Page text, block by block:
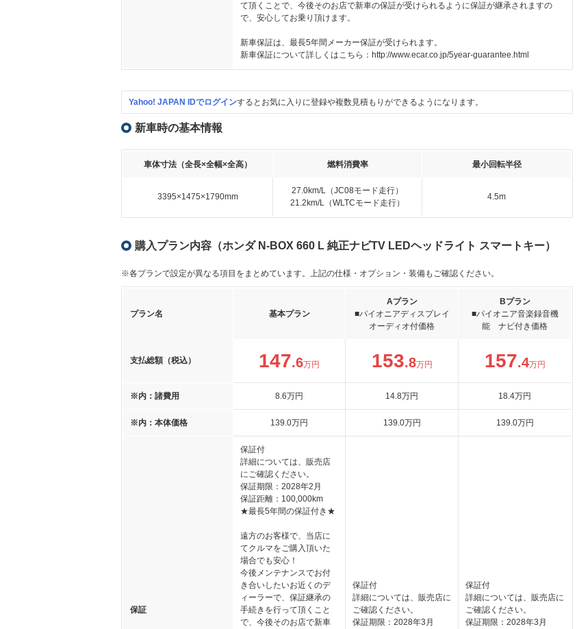
て頂くことで、今後そのお店で新車の保証が受けられるように保証が継承されますの
で、安心してお乗り頂けます。
新車保証は、最長5年間メーカー保証が受けられます。
新車保証について詳しくはこちら：http://www.ecar.co.jp/5year-guarantee.html
Yahoo! JAPAN IDでログインするとお気に入りに登録や複数見積もりができるようになります。
新車時の基本情報
車体寸法（全長×全幅×全高） 燃料消費率 最小回転半径
3395×1475×1790mm
27.0km/L（JC08モード走行）
21.2km/L（WLTCモード走行）
4.5m
購入プラン内容（ホンダ N-BOX 660 L 純正ナビTV LEDヘッドライト スマートキー）
※各プランで設定が異なる項目をまとめています。上記の仕様・オプション・装備もご確認ください。
プラン名 基本プラン
Aプラン
■パイオニアディスプレイ
オーディオ付価格
Bプラン
■パイオニア音楽録音機
能 ナビ付き価格
支払総額（税込） 147.6万円 153.8万円 157.4万円
※内：諸費用 8.6万円 14.8万円 18.4万円
※内：本体価格 139.0万円 139.0万円 139.0万円
保証
保証付
詳細については、販売店
にご確認ください。
保証期限：2028年2月
保証距離：100,000km
★最長5年間の保証付き★
遠方のお客様で、当店に
てクルマをご購入頂いた
場合でも安心！
今後メンテナンスでお付
き合いしたいお近くのデ
ィーラーで、保証継承の
手続きを行って頂くこと
で、今後そのお店で新車
保証付
詳細については、販売店に
ご確認ください。
保証期限：2028年3月
保証付
詳細については、販売店に
ご確認ください。
保証期限：2028年3月